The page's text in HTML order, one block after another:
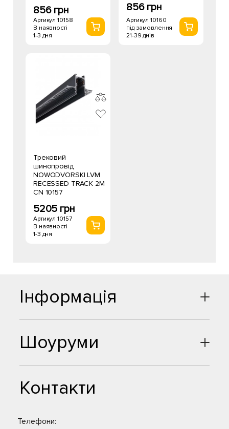
856 грн
Артикул 10158
В наявності
1-3 дня
856 грн
Артикул 10160
під замовлення
21-39 днів
Трековий
шинопровід
NOWODVORSKI LVM
RECESSED TRACK 2M
CN 10157
5205 грн
Артикул 10157
В наявності
1-3 дня
Шоуруми
Контакти
Телефони:
Інформація